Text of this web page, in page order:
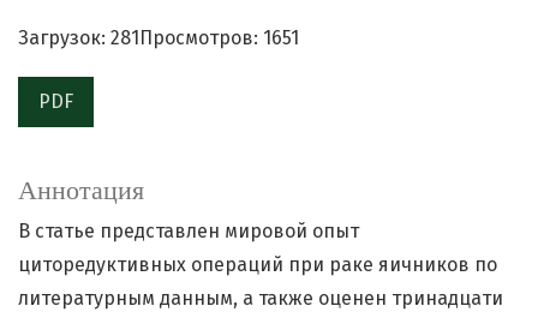
Загрузок: 281 Просмотров: 1651
PDF
Аннотация
В статье представлен мировой опыт
циторедуктивных операций при раке яичников по
литературным данным, а также оценен тринадцати